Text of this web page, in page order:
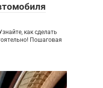
как сделать
Пошаговая